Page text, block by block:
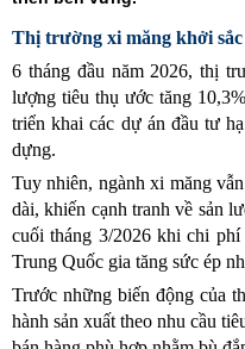
Thị trường xi măng khởi
6 tháng đầu năm 2026, thị
lượng tiêu thụ ước tăng
triển khai các dự án đầu tư
dựng.
Tuy nhiên, ngành xi măng
dài, khiến cạnh tranh về sản
cuối tháng 3/2026 khi chi
Trung Quốc gia tăng sức ép
Trước những biến động của
hành sản xuất theo nhu cầu